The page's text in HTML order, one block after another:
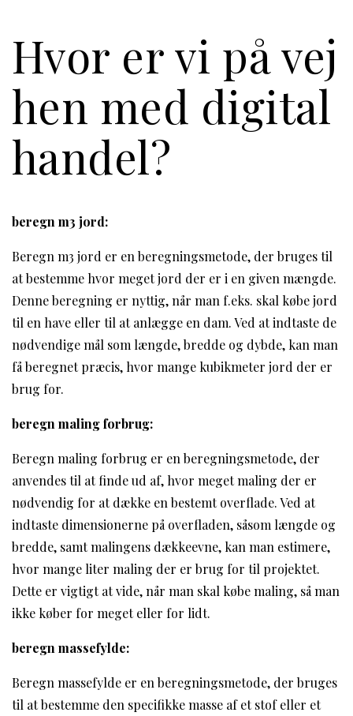
Hvor er vi på vej
hen med digital
handel?
beregn m3 jord:
Beregn m3 jord er en beregningsmetode, der bruges til
at bestemme hvor meget jord der er i en given mængde.
Denne beregning er nyttig, når man f.eks. skal købe jord
til en have eller til at anlægge en dam. Ved at indtaste de
nødvendige mål som længde, bredde og dybde, kan man
få beregnet præcis, hvor mange kubikmeter jord der er
brug for.
beregn maling forbrug:
Beregn maling forbrug er en beregningsmetode, der
anvendes til at finde ud af, hvor meget maling der er
nødvendig for at dække en bestemt overflade. Ved at
indtaste dimensionerne på overfladen, såsom længde og
bredde, samt malingens dækkeevne, kan man estimere,
hvor mange liter maling der er brug for til projektet.
Dette er vigtigt at vide, når man skal købe maling, så man
ikke køber for meget eller for lidt.
beregn massefylde:
Beregn massefylde er en beregningsmetode, der bruges
til at bestemme den specifikke masse af et stof eller et